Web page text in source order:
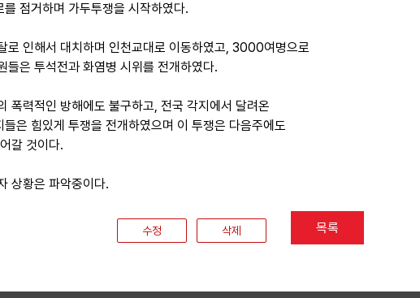
점거하며 가두투쟁을 시작하였다.
로 인해서 대치하며 인천교대로 이동하였고, 3000여명으로
들은 투석전과 화염병 시위를 전개하였다.
폭력적인 방해에도 불구하고, 전국 각지에서 달려온
은 힘있게 투쟁을 전개하였으며 이 투쟁은 다음주에도
갈 것이다.
상황은 파악중이다.
수정 삭제 목록